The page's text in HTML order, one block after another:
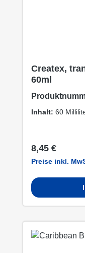
Createx,
60ml
Inhalt: 60
Regulärer
8,45 €
Preise inkl.